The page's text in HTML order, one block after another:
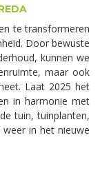
te transformeren
Door bewuste
kunnen we
maar ook
Laat 2025 het
in harmonie met
tuin, tuinplanten,
in het nieuwe